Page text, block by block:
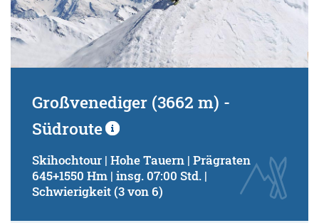
Großvenediger (3662 m) -
Südroute
Skihochtour | Hohe Tauern | Prägraten
645+1550 Hm | insg. 07:00 Std. |
Schwierigkeit (3 von 6)